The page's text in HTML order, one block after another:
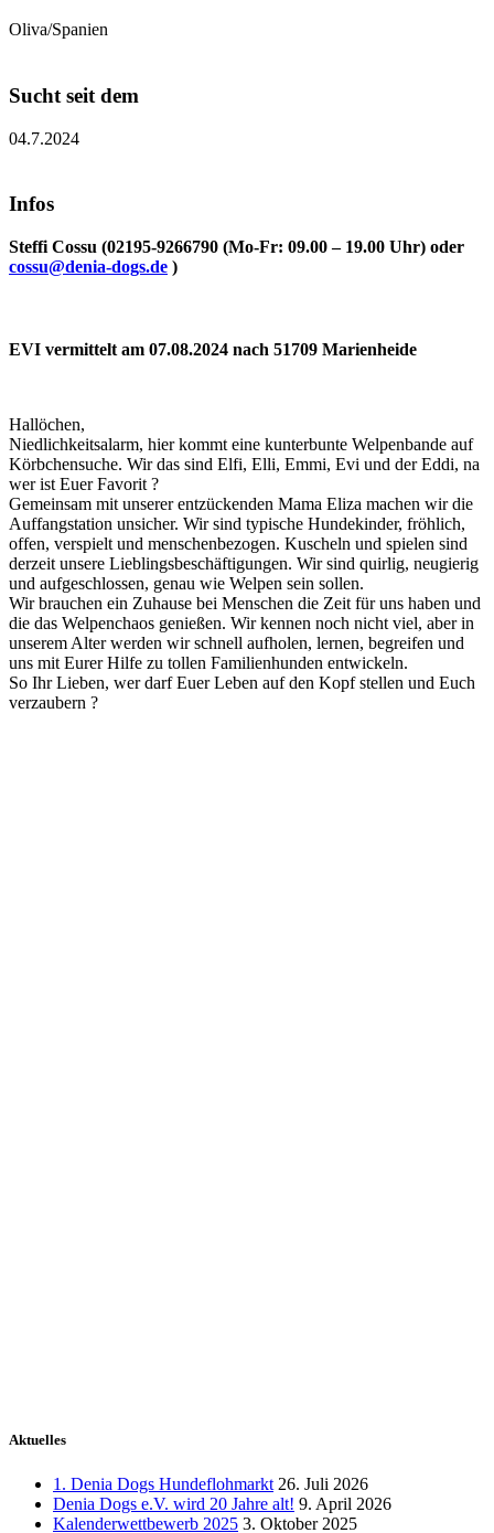
Oliva/Spanien
Sucht seit dem
04.7.2024
Infos
Steffi Cossu (02195-9266790 (Mo-Fr: 09.00 – 19.00 Uhr) oder
cossu@denia-dogs.de )
EVI vermittelt am 07.08.2024 nach 51709 Marienheide
Hallöchen,
Niedlichkeitsalarm, hier kommt eine kunterbunte Welpenbande auf
Körbchensuche. Wir das sind Elfi, Elli, Emmi, Evi und der Eddi, na
wer ist Euer Favorit ?
Gemeinsam mit unserer entzückenden Mama Eliza machen wir die
Auffangstation unsicher. Wir sind typische Hundekinder, fröhlich,
offen, verspielt und menschenbezogen. Kuscheln und spielen sind
derzeit unsere Lieblingsbeschäftigungen. Wir sind quirlig, neugierig
und aufgeschlossen, genau wie Welpen sein sollen.
Wir brauchen ein Zuhause bei Menschen die Zeit für uns haben und
die das Welpenchaos genießen. Wir kennen noch nicht viel, aber in
unserem Alter werden wir schnell aufholen, lernen, begreifen und
uns mit Eurer Hilfe zu tollen Familienhunden entwickeln.
So Ihr Lieben, wer darf Euer Leben auf den Kopf stellen und Euch
verzaubern ?
Aktuelles
1. Denia Dogs Hundeflohmarkt 26. Juli 2026
Denia Dogs e.V. wird 20 Jahre alt! 9. April 2026
Kalenderwettbewerb 2025 3. Oktober 2025